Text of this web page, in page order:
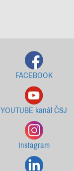
FACEBOOK
YOUTUBE kanál ČSJ
Instagram